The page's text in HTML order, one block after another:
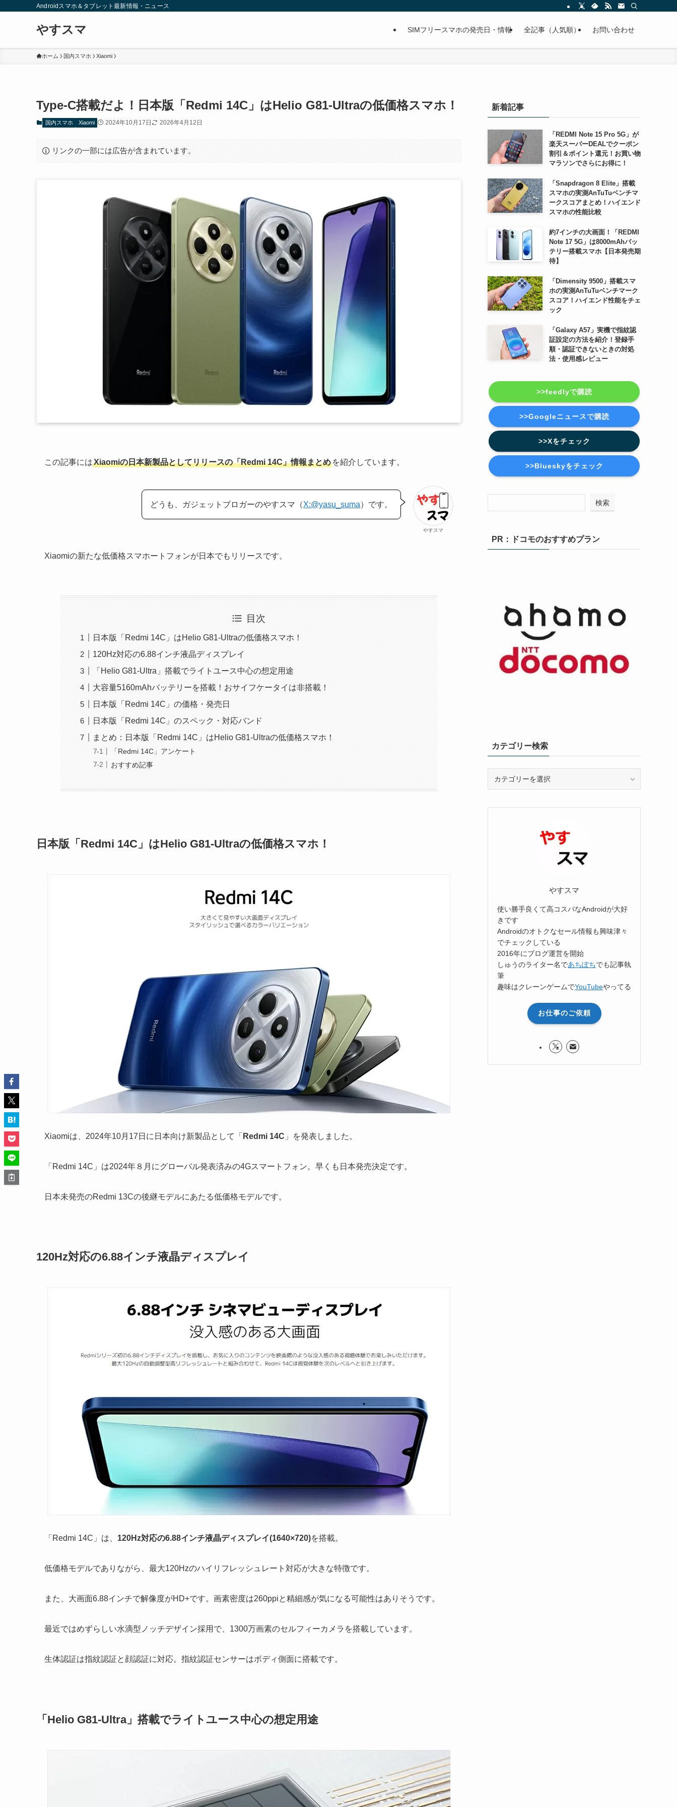
Androidスマホ＆タブレット最新情報・ニュース
やすスマ SIMフリースマホの発売日・情報 全記事（人気順） お問い合わせ
ホーム 国内スマホ Xiaomi
Type-C搭載だよ！日本版「Redmi 14C」はHelio G81-Ultraの低価格スマホ！
国内スマホ Xiaomi 2024年10月17日 2026年4月12日
リンクの一部には広告が含まれています。
この記事にはXiaomiの日本新製品としてリリースの「Redmi 14C」情報まとめ を紹介しています。
やすスマ
どうも、ガジェットブロガーのやすスマ（X:@yasu_suma）です。
Xiaomiの新たな低価格スマホートフォンが日本でもリリースです。
目次
日本版「Redmi 14C」はHelio G81-Ultraの低価格スマホ！
120Hz対応の6.88インチ液晶ディスプレイ
「Helio G81-Ultra」搭載でライトユース中心の想定用途
大容量5160mAhバッテリーを搭載！おサイフケータイは非搭載！
日本版「Redmi 14C」の価格・発売日
日本版「Redmi 14C」のスペック・対応バンド
まとめ：日本版「Redmi 14C」はHelio G81-Ultraの低価格スマホ！
「Redmi 14C」アンケート
おすすめ記事
日本版「Redmi 14C」はHelio G81-Ultraの低価格スマホ！
Xiaomiは、2024年10月17日に日本向け新製品として「 Redmi 14C 」を発表しました。
「Redmi 14C」は2024年８月にグローバル発表済みの4Gスマートフォン。早くも日本発売決定です。
日本未発売のRedmi 13Cの後継モデルにあたる低価格モデルです。
120Hz対応の6.88インチ液晶ディスプレイ
「Redmi 14C」は、 120Hz対応の6.88インチ液晶ディスプレイ(1640×720)を搭載。
低価格モデルでありながら、最大120Hzのハイリフレッシュレート対応が大きな特徴です。
また、大画面6.88インチで解像度がHD+です。画素密度は260ppiと精細感が気になる可能性はありそうです。
最近ではめずらしい水滴型ノッチデザイン採用で、1300万画素のセルフィーカメラを搭載しています。
生体認証は指紋認証と顔認証に対応。指紋認証センサーはボディ側面に搭載です。
「Helio G81-Ultra」搭載でライトユース中心の想定用途
新着記事
「REDMI Note 15 Pro 5G」が
楽天スーパーDEALでクーポン
割引＆ポイント還元！お買い物
マラソンでさらにお得に！
「Snapdragon 8 Elite」搭載
スマホの実測AnTuTuベンチマ
ークスコアまとめ！ハイエンド
スマホの性能比較
約7インチの大画面！「REDMI
Note 17 5G」は8000mAhバッ
テリー搭載スマホ【日本発売期
待】
「Dimensity 9500」搭載スマ
ホの実測AnTuTuベンチマーク
スコア！ハイエンド性能をチェ
ック
「Galaxy A57」実機で指紋認
証設定の方法を紹介！登録手
順・認証できないときの対処
法・使用感レビュー
>>feedlyで購読
>>Googleニュースで購読
>>Xをチェック
>>Blueskyをチェック
検索
PR：ドコモのおすすめプラン
カテゴリー検索
リ
やすスマ
使い勝手良くて高コスパなAndroidが大好
きです
Androidのオトクなセール情報も興味津々
でチェックしている
2016年にブログ運営を開始
しゅうのライター名であちぽちでも記事執
筆
趣味はクレーンゲームでYouTubeやってる
お仕事のご依頼